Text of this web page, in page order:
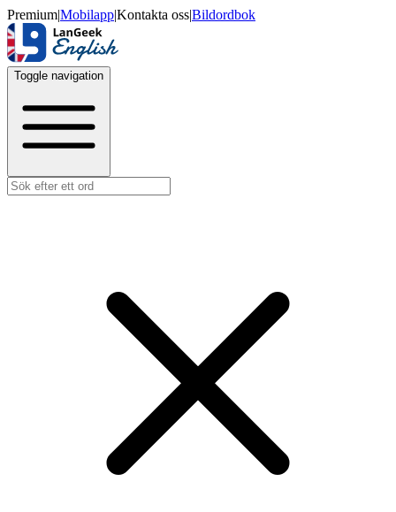
Premium|Mobilapp|Kontakta oss|Bildordbok
Toggle navigation